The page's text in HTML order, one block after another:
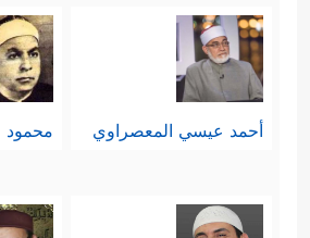
أحمد عيسي المعصراوي محمود